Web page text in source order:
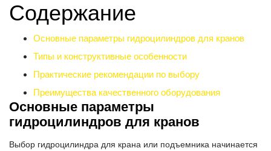
Содержание
Основные параметры гидроцилиндров для кранов
Типы и конструктивные особенности
Практические рекомендации по выбору
Преимущества качественного оборудования
Основные параметры
гидроцилиндров для кранов
Выбор гидроцилиндра для крана или подъемника начинается